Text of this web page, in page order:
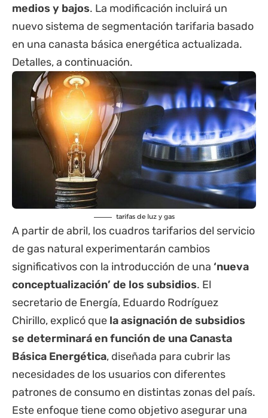
medios y bajos. La modificación incluirá un
nuevo sistema de segmentación tarifaria basado
en una canasta básica energética actualizada.
Detalles, a continuación.
tarifas de luz y gas
A partir de abril, los cuadros tarifarios del servicio
de gas natural experimentarán cambios
significativos con la introducción de una ‘nueva
conceptualización’ de los subsidios. El
secretario de Energía, Eduardo Rodríguez
Chirillo, explicó que la asignación de subsidios
se determinará en función de una Canasta
Básica Energética, diseñada para cubrir las
necesidades de los usuarios con diferentes
patrones de consumo en distintas zonas del país.
Este enfoque tiene como objetivo asegurar una